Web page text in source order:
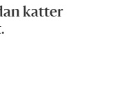
katter